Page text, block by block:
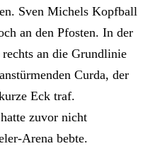
Sven Michels Kopfball
an den Pfosten. In der
an die Grundlinie
Curda, der
Eck traf.
zuvor nicht
Arena bebte.